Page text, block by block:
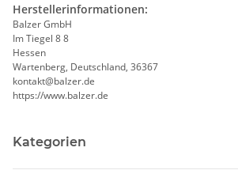
Herstellerinformationen:
Balzer GmbH
Im Tiegel 8 8
Hessen
Wartenberg, Deutschland, 36367
kontakt@balzer.de
https://www.balzer.de
Kategorien